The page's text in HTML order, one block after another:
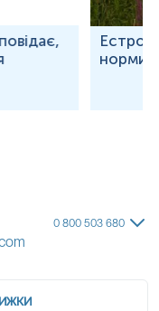
норми
0 800 503 680